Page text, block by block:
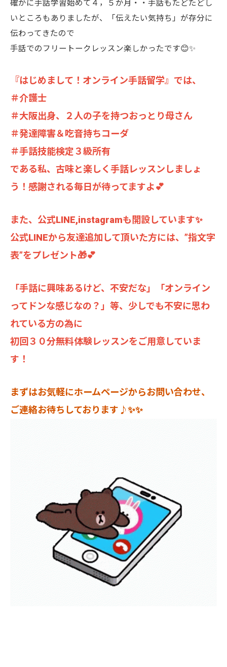
確かに手話学習始めて４，５か月・・手話もたどたどし
いところもありましたが、「伝えたい気持ち」が存分に
伝わってきたので
手話でのフリートークレッスン楽しかったです😊✨
『はじめまして！オンライン手話留学』では、
＃介護士
＃大阪出身、２人の子を持つおっとり母さん
＃発達障害＆吃音持ちコーダ
＃手話技能検定３級所有
である私、古味と楽しく手話レッスンしましょ
う！感謝される毎日が待ってますよ💕
また、公式LINE,instagramも開設しています✨
公式LINEから友達追加して頂いた方には、”指文字
表”をプレゼント🎁💕
「手話に興味あるけど、不安だな」「オンライン
ってドンな感じなの？」等、少しでも不安に思わ
れている方の為に
初回３０分無料体験レッスンをご用意していま
す！
まずはお気軽にホームページからお問い合わせ、
ご連絡お待ちしております♪✨✨